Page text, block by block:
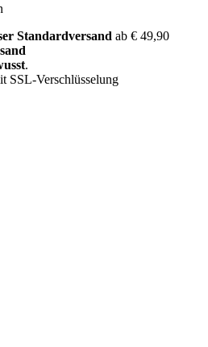
Standardversand ab € 49,90
.
SSL-Verschlüsselung